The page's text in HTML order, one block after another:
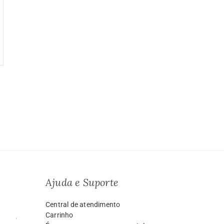
Ajuda e Suporte
Central de atendimento
Carrinho